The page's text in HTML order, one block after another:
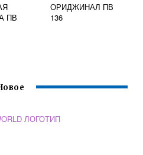
ПВ
ОРИДЖИНАЛ ПВ
136
ЛОГОТИП